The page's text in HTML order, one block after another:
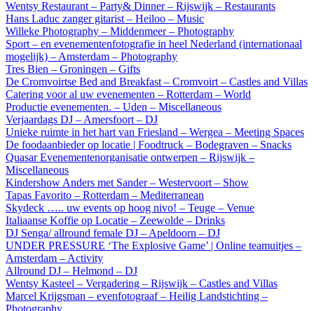
Wentsy Restaurant – Party& Dinner – Rijswijk – Restaurants
Hans Laduc zanger gitarist – Heiloo – Music
Willeke Photography – Middenmeer – Photography
Sport – en evenementenfotografie in heel Nederland (internationaal
mogelijk) – Amsterdam – Photography
Tres Bien – Groningen – Gifts
De Cromvoirtse Bed and Breakfast – Cromvoirt – Castles and Villas
Catering voor al uw evenementen – Rotterdam – World
Productie evenementen. – Uden – Miscellaneous
Verjaardags DJ – Amersfoort – DJ
Unieke ruimte in het hart van Friesland – Wergea – Meeting Spaces
De foodaanbieder op locatie | Foodtruck – Bodegraven – Snacks
Quasar Evenementenorganisatie ontwerpen – Rijswijk –
Miscellaneous
Kindershow Anders met Sander – Westervoort – Show
Tapas Favorito – Rotterdam – Mediterranean
Skydeck ….. uw events op hoog nivo! – Teuge – Venue
Italiaanse Koffie op Locatie – Zeewolde – Drinks
DJ Senga/ allround female DJ – Apeldoorn – DJ
UNDER PRESSURE ‘The Explosive Game’ | Online teamuitjes –
Amsterdam – Activity
Allround DJ – Helmond – DJ
Wentsy Kasteel – Vergadering – Rijswijk – Castles and Villas
Marcel Krijgsman – evenfotograaf – Heilig Landstichting –